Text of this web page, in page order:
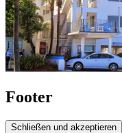
Footer